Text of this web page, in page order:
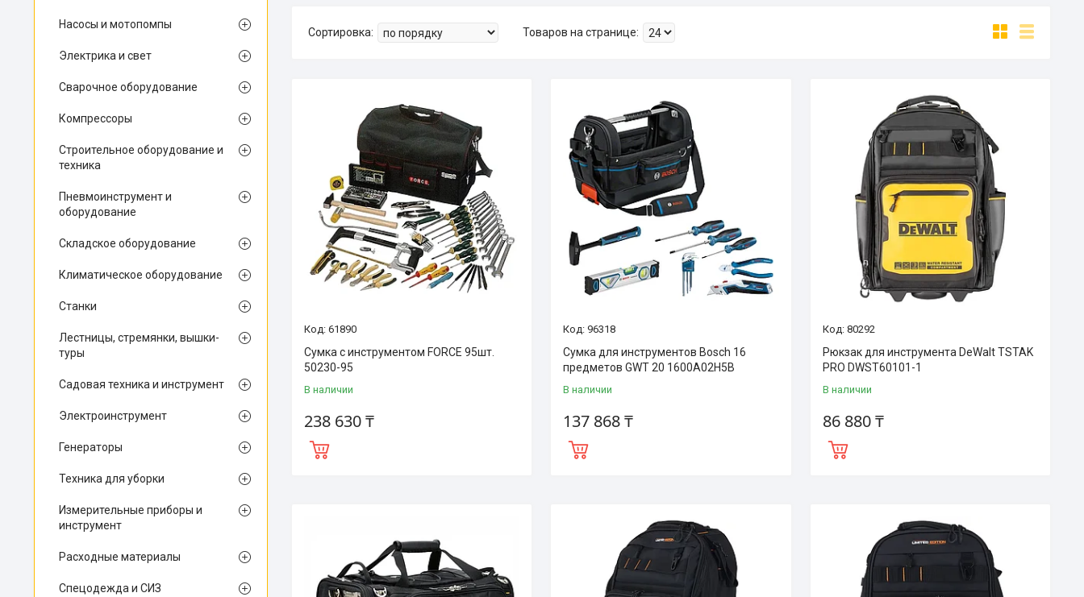
61890
Сумка с инструментом FORCE 95шт.
50230-95
В наличии
238 630 ₸
96318
Сумка для инструментов Bosch 16
предметов GWT 20 1600A02H5B
В наличии
137 868 ₸
80292
Рюкзак для инструмента DeWalt TSTAK
PRO DWST60101-1
В наличии
86 880 ₸
Насосы и мотопомпы
Электрика и свет
Сварочное оборудование
Компрессоры
Строительное оборудование и
техника
Пневмоинструмент и
оборудование
Складское оборудование
Климатическое оборудование
Станки
Лестницы, стремянки, вышки-
туры
Садовая техника и инструмент
Электроинструмент
Генераторы
Техника для уборки
Измерительные приборы и
инструмент
Расходные материалы
Спецодежда и СИЗ